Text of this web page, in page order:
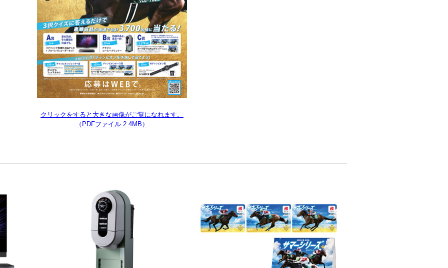
クリックをすると大きな画像がご覧になれます。
（PDFファイル 2.4MB）